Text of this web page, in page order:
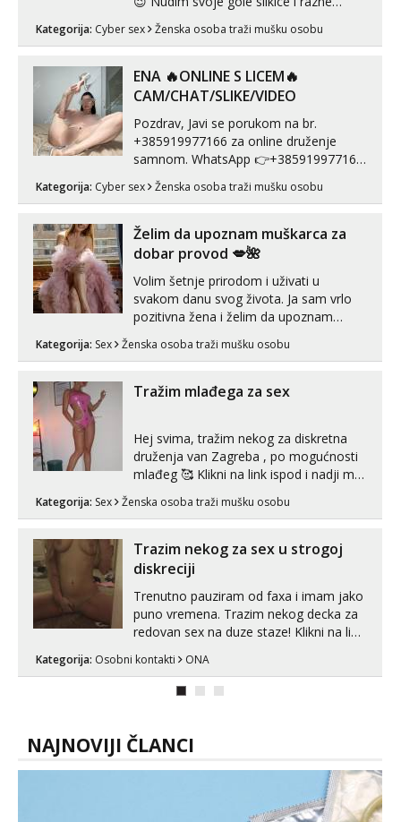
videouradke. 🤩 Za online zabavu pošalji
poruku na Whatsapp, Telegram ili Viber.
autentičnosti možeš me vidjeti na
videopozivu. 😉 S vama sam vec 5 ...
Kategorija: Cyber sex Ženska osoba traži mušku osobu
ENA 🔥ONLINE S LICEM🔥
CAM/CHAT/SLIKE/VIDEO
Pozdrav, Javi se porukom na br.
+385919977166 za online druženje
samnom. WhatsApp 👉+385919977166
Telegram 👉@enafriedrichkis Radim
videopozive s licem, solo i s partnerom,
kombinacije halteri, haljine, štikle,
samostojeće itd. Nudim svakakva videa
seksa, puš...
Kategorija: Cyber sex Ženska osoba traži mušku osobu
Želim da upoznam muškarca za
dobar provod 💋🌺
Volim šetnje prirodom i uživati u
svakom danu svog života. Ja sam vrlo
pozitivna žena i želim da upoznam
može i nešto više.💋🌺 Klikni na link
Kategorija: Sex Ženska osoba traži mušku osobu
Tražim mlađega za sex
Hej svima, tražim nekog za diskretna
druženja van Zagreba , po mogućnosti
mlađeg 🥰 Klikni na link ispod i nadji me
Kategorija: Sex Ženska osoba traži mušku osobu
Trazim nekog za sex u strogoj
diskreciji
Trenutno pauziram od faxa i imam jako
puno vremena. Trazim nekog decka za
redovan sex na duze staze! Klikni na link
Kategorija: Osobni kontakti ONA
NAJNOVIJI ČLANCI